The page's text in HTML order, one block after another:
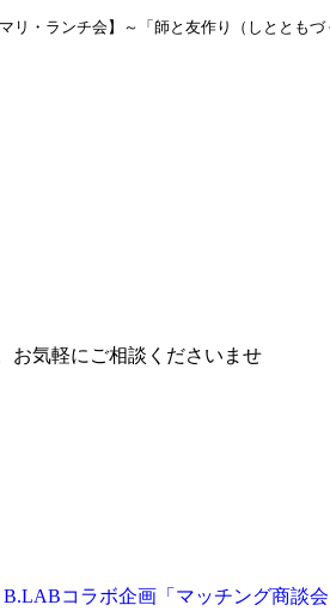
リ・ランチ会】～「師と友作り（しととも
お気軽にご相談くださいませ
B.LABコラボ企画「マッチング商